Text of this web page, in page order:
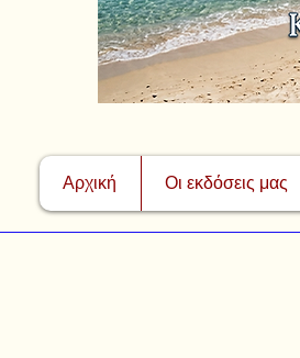
Αρχική Οι εκδόσεις μας